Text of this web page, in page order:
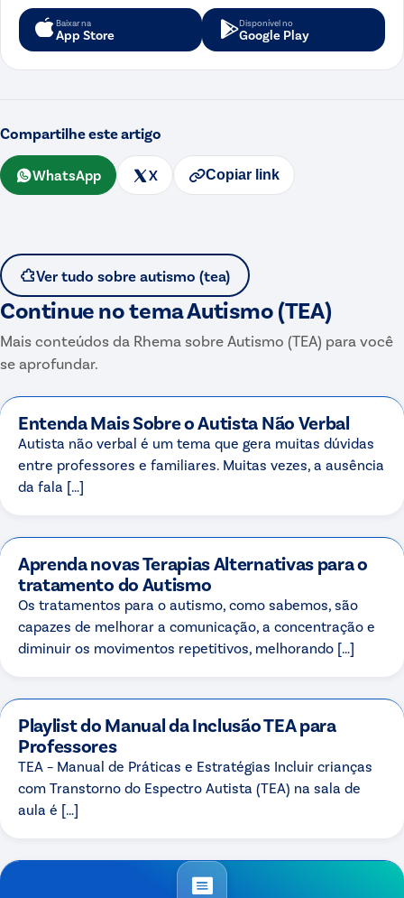
Baixar na
App Store
Disponível no
Google Play
Compartilhe este artigo
WhatsApp X Copiar link
Ver tudo sobre autismo (tea)
Continue no temaAutismo (TEA)
Mais conteúdos da Rhema sobre Autismo (TEA) para você
se aprofundar.
Entenda Mais Sobre o Autista Não Verbal
Autista não verbal é um tema que gera muitas dúvidas
entre professores e familiares. Muitas vezes, a ausência
da fala […]
Aprenda novas Terapias Alternativas para o
tratamento do Autismo
Os tratamentos para o autismo, como sabemos, são
capazes de melhorar a comunicação, a concentração e
diminuir os movimentos repetitivos, melhorando […]
Playlist do Manual da Inclusão TEA para
Professores
TEA – Manual de Práticas e Estratégias Incluir crianças
com Transtorno do Espectro Autista (TEA) na sala de
aula é […]